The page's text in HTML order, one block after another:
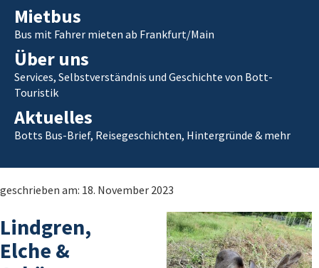
Mietbus
Bus mit Fahrer mieten ab Frankfurt/Main
Über uns
Services, Selbstverständnis und Geschichte von Bott-
Touristik
Aktuelles
Botts Bus-Brief, Reisegeschichten, Hintergründe & mehr
geschrieben am: 18. November 2023
Lindgren,
Elche &